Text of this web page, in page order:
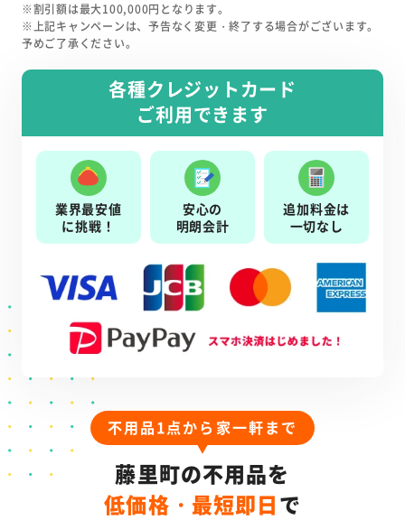
※割引額は最大100,000円となります。
※上記キャンペーンは、予告なく変更・終了する場合がございます。
予めご了承ください。
各種クレジットカード
ご利用できます
業界最安値
に挑戦！
安心の
明朗会計
追加料金は
一切なし
不用品1点から家一軒まで
藤里町の不用品を
低価格・最短即日で